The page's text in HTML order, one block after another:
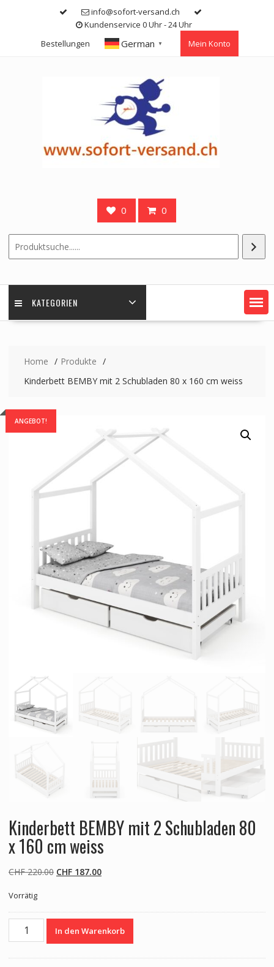
info@sofort-versand.ch
Kundenservice 0 Uhr - 24 Uhr
Bestellungen
German ▼ Mein Konto
0 0
KATEGORIEN
Home
Produkte
Kinderbett BEMBY mit 2 Schubladen 80 x 160 cm weiss
ANGEBOT!
Kinderbett BEMBY mit 2 Schubladen 80
x 160 cm weiss
CHF220.00 Ursprünglicher
CHF 220.00
CHF187.00Aktueller
CHF 187.00.
Vorrätig
Kinderbett
BEMBY
In den Warenkorb